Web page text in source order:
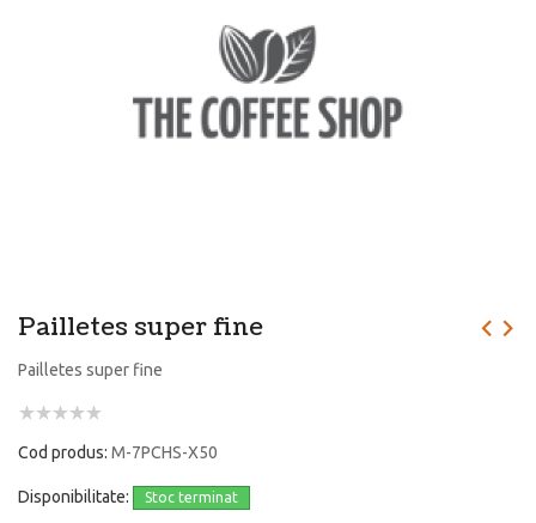
Pailletes super fine
Pailletes super fine
Cod produs: M-7PCHS-X50
Disponibilitate: Stoc terminat